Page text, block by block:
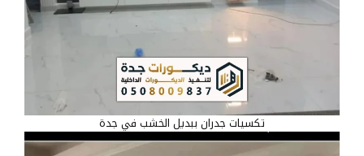
تكسيات جدران ببديل الخشب في جدة